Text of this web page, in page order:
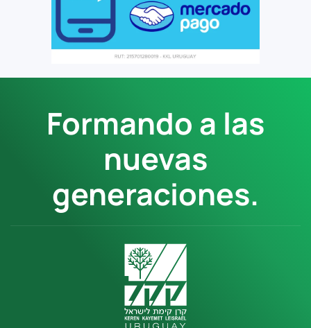
Formando a las
nuevas
generaciones.